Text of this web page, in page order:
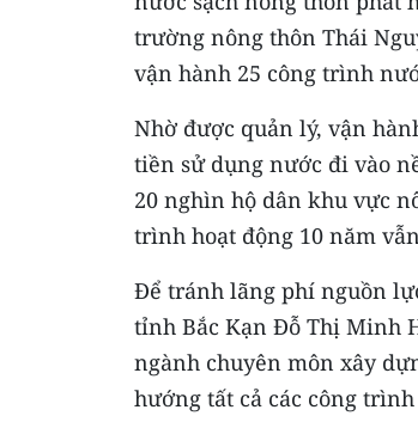
trường nông thôn Thái
vận hành 25 công trình
Nhờ được quản lý, vận
tiền sử dụng nước đi vào
20 nghìn hộ dân khu vực
trình hoạt động 10 năm
Để tránh lãng phí nguồn
tỉnh Bắc Kạn Đỗ Thị Minh
ngành chuyên môn xây
hướng tất cả các công